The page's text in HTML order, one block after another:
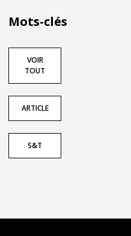
Mots-clés
VOIR
TOUT
ARTICLE
S&T